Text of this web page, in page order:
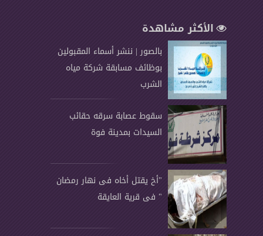
الأكثر مشاهدة
بالصور | ننشر أسماء المقبولين
بوظائف مسابقة شركة مياه
الشرب
سقوط عصابة سرقه حقائب
السيدات بمدينة فوة
"أخ يقتل أخاه فى نهار رمضان
" فى قرية العايقة